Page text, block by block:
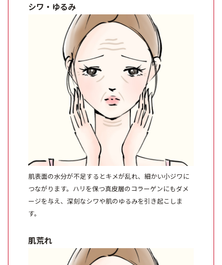
シワ・ゆるみ
肌表面の水分が不足するとキメが乱れ、細かい小ジワに
つながります。ハリを保つ真皮層のコラーゲンにもダメ
ージを与え、深刻なシワや肌のゆるみを引き起こしま
す。
肌荒れ